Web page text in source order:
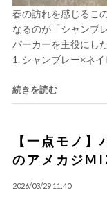
春の訪れを感じるこ
なるのが「シャンブ
パーカーを主役にし
1. シャンブレー×ネイ
続きを読む
【一点モノ
のアメカジ
2026/03/29 11:40